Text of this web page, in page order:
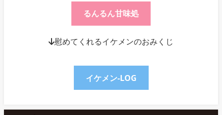
るんるん甘味処
↓慰めてくれるイケメンのおみくじ
イケメン-LOG